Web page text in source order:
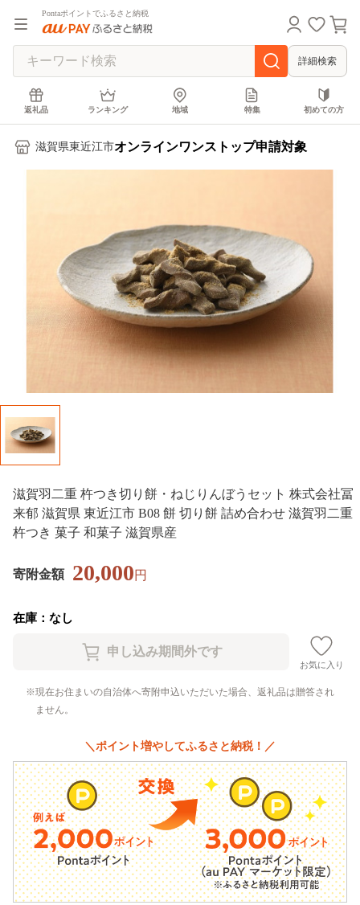
Pontaポイントでふるさと納税
詳細検索
返礼品 ランキング 地域 特集 初めての方
滋賀県東近江市オンラインワンストップ申請対象
滋賀羽二重 杵つき切り餅・ねじりんぼうセット 株式会社冨
来郁 滋賀県 東近江市 B08 餅 切り餅 詰め合わせ 滋賀羽二重
杵つき 菓子 和菓子 滋賀県産
寄附金額 20,000円
在庫：なし
お気に入り
現在お住まいの自治体へ寄附申込いただいた場合、返礼品は贈答され
ません。
＼ポイント増やしてふるさと納税！／